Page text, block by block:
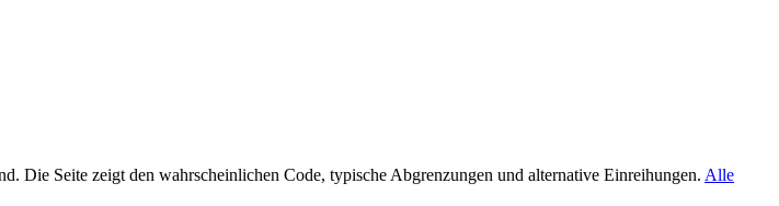
Die Seite zeigt den wahrscheinlichen Code, typische Abgrenzungen und alternative Einreihungen. Alle